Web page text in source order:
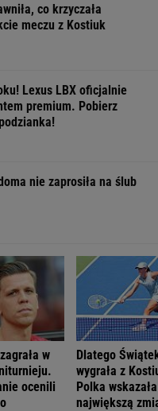
co krzyczała
meczu z Kostiuk
Lexus LBX oficjalnie
premium. Pobierz
nie zaprosiła na ślub
w
ocenili
Dlatego
wygrała z
Polka wskazała
największą